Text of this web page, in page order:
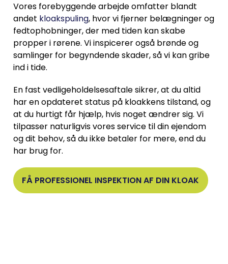
Vores forebyggende arbejde omfatter blandt
andet kloakspuling, hvor vi fjerner belægninger og
fedtophobninger, der med tiden kan skabe
propper i rørene. Vi inspicerer også brønde og
samlinger for begyndende skader, så vi kan gribe
ind i tide.
En fast vedligeholdelsesaftale sikrer, at du altid
har en opdateret status på kloakkens tilstand, og
at du hurtigt får hjælp, hvis noget ændrer sig. Vi
tilpasser naturligvis vores service til din ejendom
og dit behov, så du ikke betaler for mere, end du
har brug for.
FÅ PROFESSIONEL INSPEKTION AF DIN KLOAK